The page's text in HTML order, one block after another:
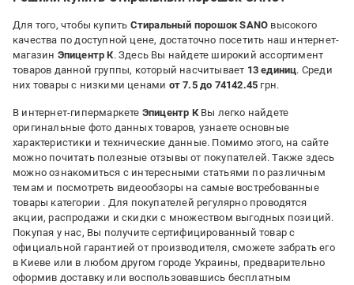
Для того, чтобы купить Стиральный порошок SANO высокого
качества по доступной цене, достаточно посетить наш интернет-
магазин Эпицентр К. Здесь Вы найдете широкий ассортимент
товаров данной группы, который насчитывает 13 единиц. Среди
них товары с низкими ценами от 7.5 до 74142.45 грн.
В интернет-гипермаркете Эпицентр КВы легко найдете
оригинальные фото данных товаров, узнаете основные
характеристики и технические данные. Помимо этого, на сайте
можно почитать полезные отзывы от покупателей. Также здесь
можно ознакомиться с интересными статьями по различным
темам и посмотреть видеообзоры на самые востребованные
товары категории . Для покупателей регулярно проводятся
акции, распродажи и скидки с множеством выгодных позиций.
Покупая у нас, Вы получите сертифицированный товар с
официальной гарантией от производителя, сможете забрать его
в Киеве или в любом другом городе Украины, предварительно
оформив доставку или воспользовавшись бесплатным